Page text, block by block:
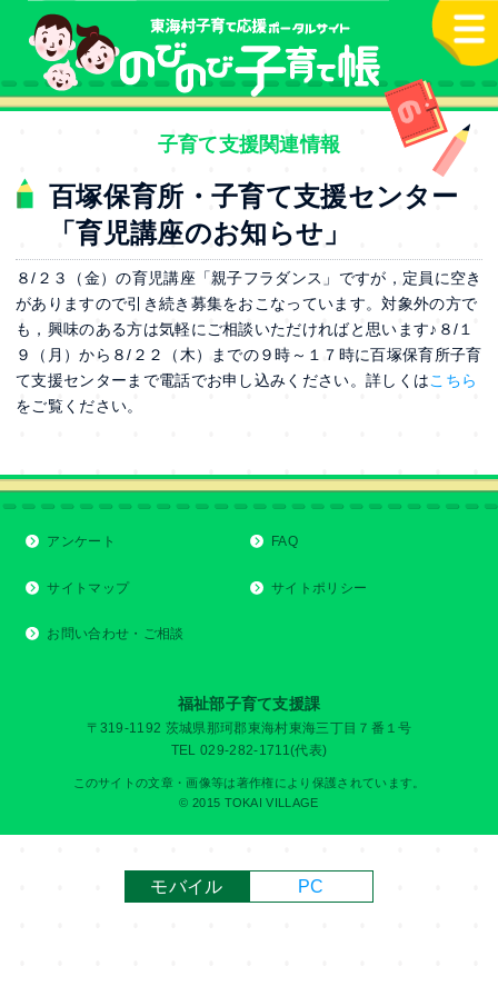
本文へ
子育て支援関連情報
百塚保育所・子育て支援センター
「育児講座のお知らせ」
８/２３（金）の育児講座「親子フラダンス」ですが，定員に空き
がありますので引き続き募集をおこなっています。対象外の方で
も，興味のある方は気軽にご相談いただければと思います♪８/１
９（月）から８/２２（木）までの９時～１７時に百塚保育所子育
て支援センターまで電話でお申し込みください。詳しくはこちら
をご覧ください。
アンケート FAQ
サイトマップ サイトポリシー
お問い合わせ・ご相談
福祉部子育て支援課
〒319-1192 茨城県那珂郡東海村東海三丁目７番１号
TEL 029-282-1711(代表)
このサイトの文章・画像等は著作権により保護されています。
© 2015 TOKAI VILLAGE
モバイル PC